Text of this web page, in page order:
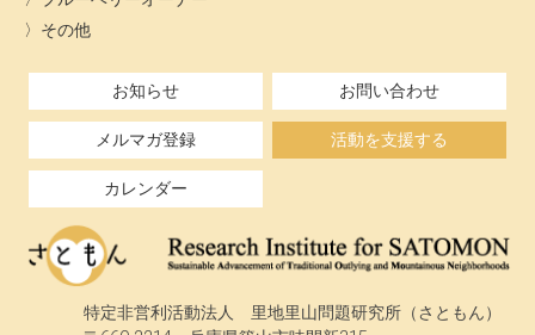
その他
お知らせ お問い合わせ
メルマガ登録 活動を支援する
カレンダー
特定非営利活動法人 里地里山問題研究所（さともん）